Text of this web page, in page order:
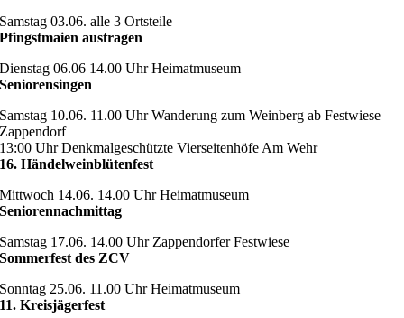
Samstag 03.06. alle 3 Ortsteile
Pfingstmaien austragen
Dienstag 06.06 14.00 Uhr Heimatmuseum
Seniorensingen
Samstag 10.06. 11.00 Uhr Wanderung zum Weinberg ab Festwiese
Zappendorf
13:00 Uhr Denkmalgeschützte Vierseitenhöfe Am Wehr
16. Händelweinblütenfest
Mittwoch 14.06. 14.00 Uhr Heimatmuseum
Seniorennachmittag
Samstag 17.06. 14.00 Uhr Zappendorfer Festwiese
Sommerfest des ZCV
Sonntag 25.06. 11.00 Uhr Heimatmuseum
11. Kreisjägerfest